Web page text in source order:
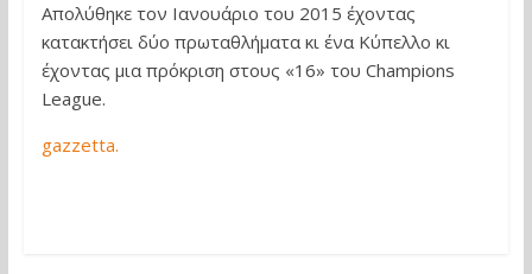
Απολύθηκε τον Ιανουάριο του 2015 έχοντας
κατακτήσει δύο πρωταθλήματα κι ένα Κύπελλο κι
έχοντας μια πρόκριση στους «16» του Champions
League.
gazzetta.